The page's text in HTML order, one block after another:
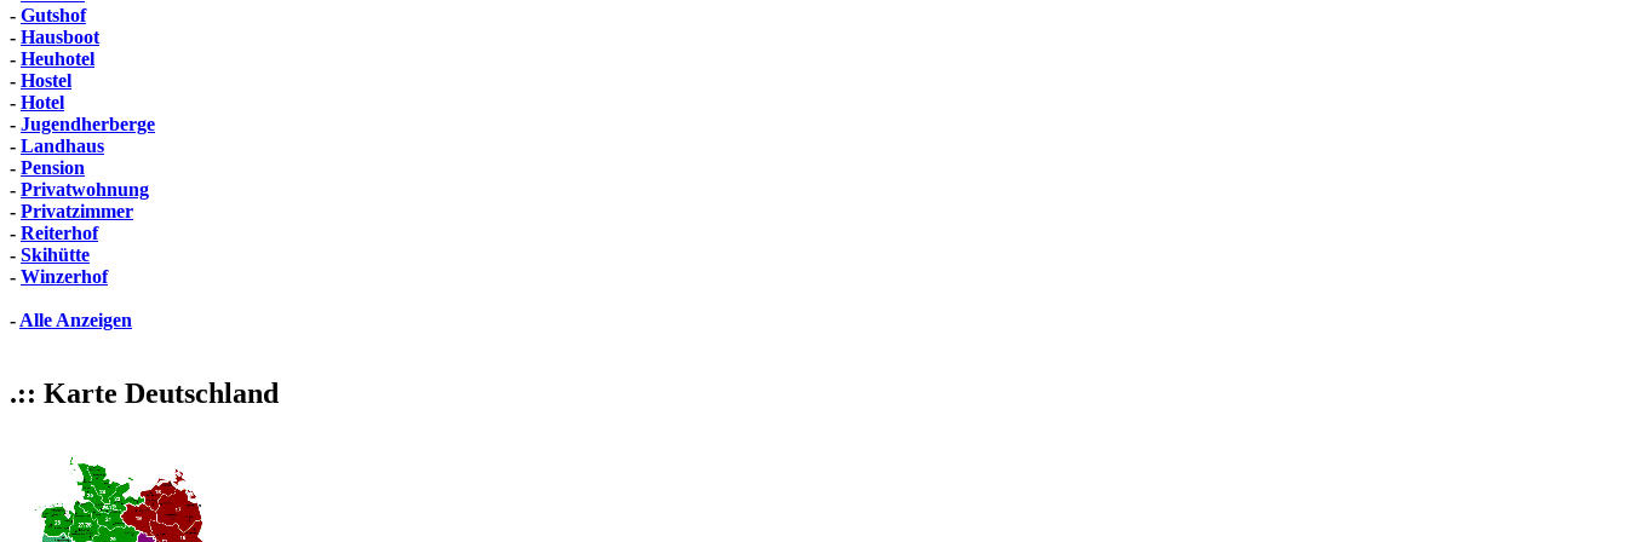
- Gutshof
- Hausboot
- Heuhotel
- Hostel
- Hotel
- Jugendherberge
- Landhaus
- Pension
- Privatwohnung
- Privatzimmer
- Reiterhof
- Skihütte
- Winzerhof
- Alle Anzeigen
.:: Karte Deutschland